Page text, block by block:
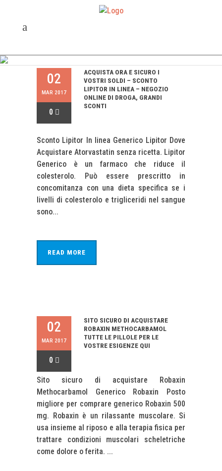
02
MAR 2017
0
ACQUISTA ORA E SICURO I
VOSTRI SOLDI – SCONTO
LIPITOR IN LINEA – NEGOZIO
ONLINE DI DROGA, GRANDI
SCONTI
Sconto Lipitor In linea Generico Lipitor Dove
Acquistare Atorvastatin senza ricetta. Lipitor
Generico è un farmaco che riduce il
colesterolo. Può essere prescritto in
concomitanza con una dieta specifica se i
livelli di colesterolo e trigliceridi nel sangue
sono...
READ MORE
02
MAR 2017
0
SITO SICURO DI ACQUISTARE
ROBAXIN METHOCARBAMOL
TUTTE LE PILLOLE PER LE
VOSTRE ESIGENZE QUI
Sito sicuro di acquistare Robaxin
Methocarbamol Generico Robaxin Posto
migliore per comprare generico Robaxin 500
mg. Robaxin è un rilassante muscolare. Si
usa insieme al riposo e alla terapia fisica per
trattare condizioni muscolari scheletriche
come dolore o ferita. ...